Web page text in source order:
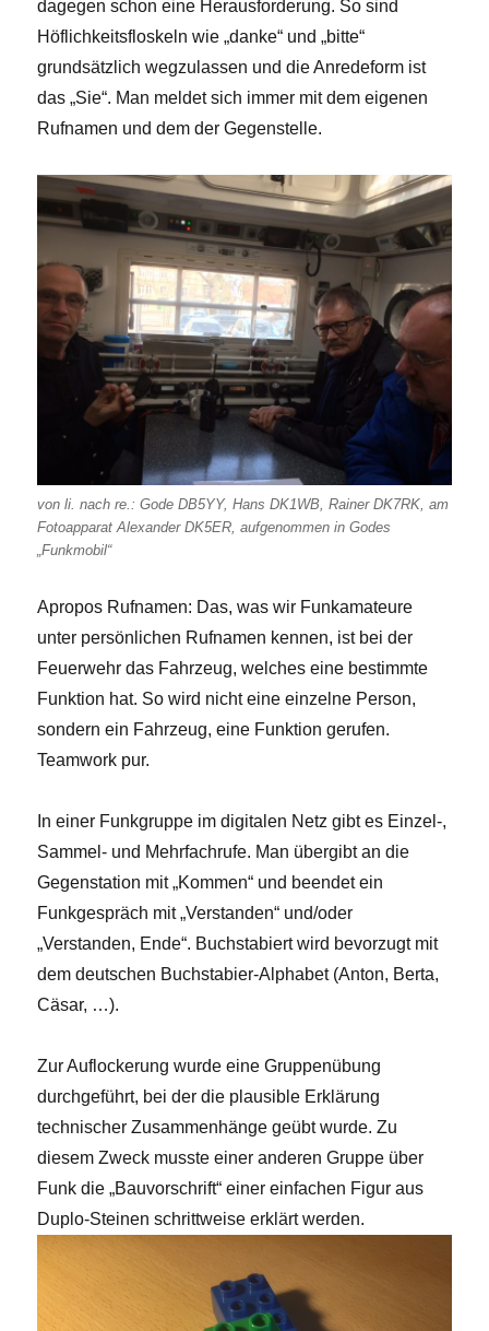
dagegen schon eine Herausforderung. So sind
Höflichkeitsfloskeln wie „danke“ und „bitte“
grundsätzlich wegzulassen und die Anredeform ist
das „Sie“. Man meldet sich immer mit dem eigenen
Rufnamen und dem der Gegenstelle.
von li. nach re.: Gode DB5YY, Hans DK1WB, Rainer DK7RK, am
Fotoapparat Alexander DK5ER, aufgenommen in Godes
„Funkmobil“
Apropos Rufnamen: Das, was wir Funkamateure
unter persönlichen Rufnamen kennen, ist bei der
Feuerwehr das Fahrzeug, welches eine bestimmte
Funktion hat. So wird nicht eine einzelne Person,
sondern ein Fahrzeug, eine Funktion gerufen.
Teamwork pur.
In einer Funkgruppe im digitalen Netz gibt es Einzel-,
Sammel- und Mehrfachrufe. Man übergibt an die
Gegenstation mit „Kommen“ und beendet ein
Funkgespräch mit „Verstanden“ und/oder
„Verstanden, Ende“. Buchstabiert wird bevorzugt mit
dem deutschen Buchstabier-Alphabet (Anton, Berta,
Cäsar, …).
Zur Auflockerung wurde eine Gruppenübung
durchgeführt, bei der die plausible Erklärung
technischer Zusammenhänge geübt wurde. Zu
diesem Zweck musste einer anderen Gruppe über
Funk die „Bauvorschrift“ einer einfachen Figur aus
Duplo-Steinen schrittweise erklärt werden.